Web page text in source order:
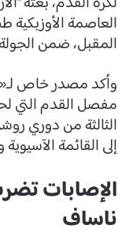
العاصمة الأوزبكية
المقبل، ضمن
وأكد مصدر خاص
مفصل القدم التي
إلى القائمة
الإصابات
ناساف